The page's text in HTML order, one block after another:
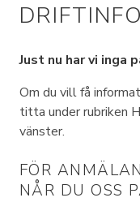
Om föreningen
Elnät
Driftinformation
Kundtjänst
Nyheter
Just nu har vi inga
Om du vill få
titta under rubriken
vänster.
FÖR
NÅR DU OSS